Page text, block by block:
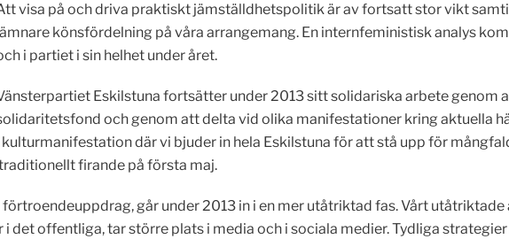
visa på och driva praktiskt jämställdhetspolitik är av fortsatt stor vikt
könsfördelning på våra arrangemang. En internfeministisk analys
i partiet i sin helhet under året.
Eskilstuna fortsätter under 2013 sitt solidariska arbete genom
och genom att delta vid olika manifestationer kring aktuella
där vi bjuder in hela Eskilstuna för att stå upp för
firande på första maj.
går under 2013 in i en mer utåtriktad fas. Vårt
det offentliga, tar större plats i media och i sociala medier. Tydliga